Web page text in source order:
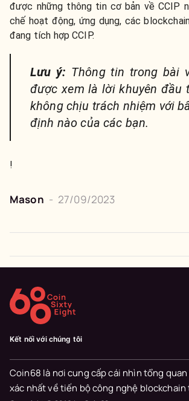
được những thông tin cơ bản về CCIP
chế hoạt động, ứng dụng, các
đang tích hợp CCIP.
Lưu ý: Thông tin trong bài
được xem là lời khuyên đầu
không chịu trách nhiệm với
định nào của các bạn.
!
Mason - 27/09/2023
Kết nối với chúng tôi
Coin68 là nơi cung cấp cái nhìn tổng
xác nhất về tiến bộ công nghệ blockchain